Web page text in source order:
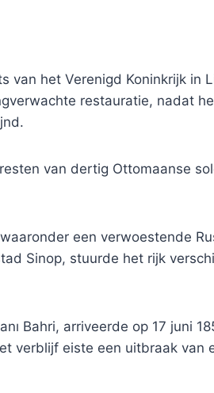
van het Verenigd Koninkrijk in
restauratie, nadat
van dertig Ottomaanse
een verwoestende
Sinop, stuurde het rijk
Bahri, arriveerde op 17 juni
verblijf eiste een uitbraak van